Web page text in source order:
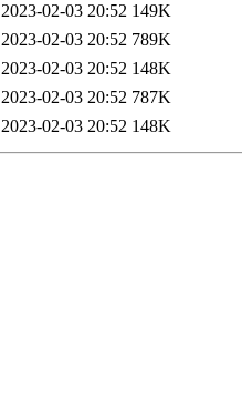
2023-02-03 20:52 149K
2023-02-03 20:52 789K
2023-02-03 20:52 148K
2023-02-03 20:52 787K
2023-02-03 20:52 148K